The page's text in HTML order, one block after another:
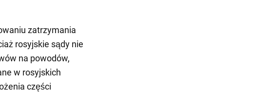
zatrzymania
rosyjskie sądy nie
na powodów,
w rosyjskich
części